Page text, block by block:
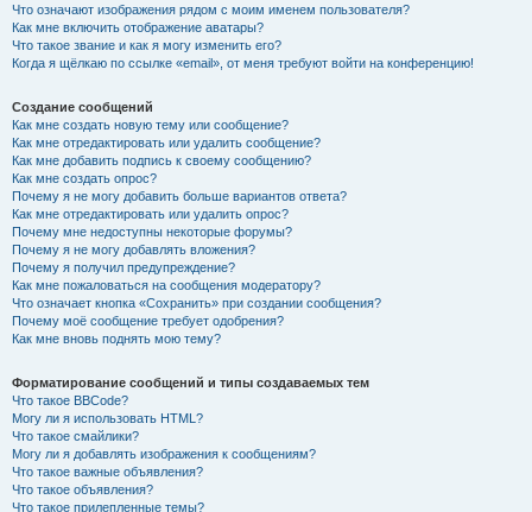
Что означают изображения рядом с моим именем пользователя?
Как мне включить отображение аватары?
Что такое звание и как я могу изменить его?
Когда я щёлкаю по ссылке «email», от меня требуют войти на конференцию!
Создание сообщений
Как мне создать новую тему или сообщение?
Как мне отредактировать или удалить сообщение?
Как мне добавить подпись к своему сообщению?
Как мне создать опрос?
Почему я не могу добавить больше вариантов ответа?
Как мне отредактировать или удалить опрос?
Почему мне недоступны некоторые форумы?
Почему я не могу добавлять вложения?
Почему я получил предупреждение?
Как мне пожаловаться на сообщения модератору?
Что означает кнопка «Сохранить» при создании сообщения?
Почему моё сообщение требует одобрения?
Как мне вновь поднять мою тему?
Форматирование сообщений и типы создаваемых тем
Что такое BBCode?
Могу ли я использовать HTML?
Что такое смайлики?
Могу ли я добавлять изображения к сообщениям?
Что такое важные объявления?
Что такое объявления?
Что такое прилепленные темы?